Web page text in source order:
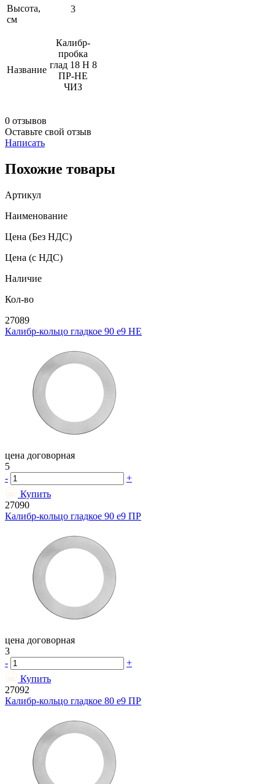
Высота,
см
3
Название
Калибр-
пробка
глад 18 Н 8
ПР-НЕ
ЧИЗ
0 отзывов
Оставьте свой отзыв
Написать
Похожие товары
Артикул
Наименование
Цена (Без НДС)
Цена (с НДС)
Наличие
Кол-во
27089
Калибр-кольцо гладкое 90 e9 НЕ
цена договорная
5
-
+
Купить
27090
Калибр-кольцо гладкое 90 e9 ПР
цена договорная
3
-
+
Купить
27092
Калибр-кольцо гладкое 80 e9 ПР